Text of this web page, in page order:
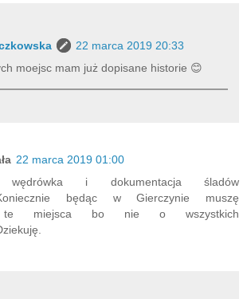
22 marca 2019 20:33
moejsc mam już dopisane historie 😊
22 marca 2019 01:00
wędrówka i dokumentacja śladów
będąc w Gierczynie muszę
te miejsca bo nie o wszystkich